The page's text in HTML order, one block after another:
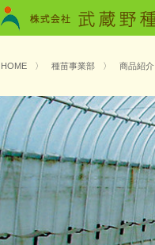
HOME 〉 種苗事業部 〉 商品紹介